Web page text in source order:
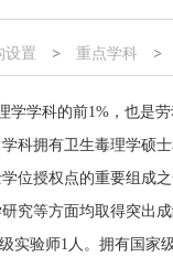
设置 重点学科
学学科的前1% ，也是
科拥有卫生毒理学硕
位授权点的重要组成
究等方面均取得突出成
实验师1 人。拥有国家